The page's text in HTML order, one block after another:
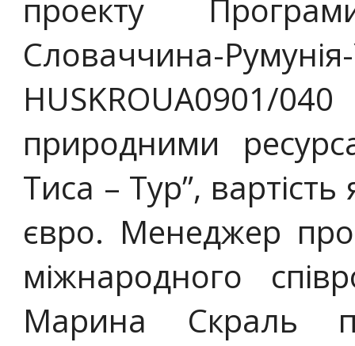
проекту
Словаччина-
HUSKROUA0901/
природними
Тиса – Тур”,
євро. Менеджер
міжнародного
Марина Скраль